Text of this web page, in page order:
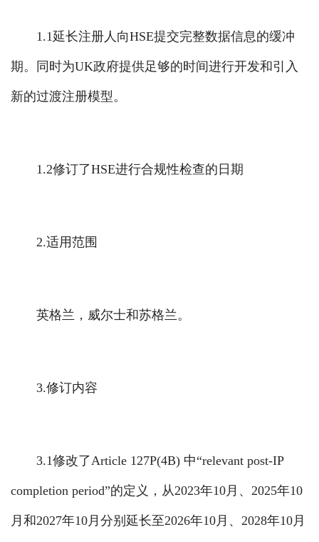
1.1延长注册人向HSE提交完整数据信息的缓冲
期。同时为UK政府提供足够的时间进行开发和引入
新的过渡注册模型。
1.2修订了HSE进行合规性检查的日期
2.适用范围
英格兰，威尔士和苏格兰。
3.修订内容
3.1修改了Article 127P(4B) 中“relevant post-IP
completion period”的定义，从2023年10月、2025年10
月和2027年10月分别延长至2026年10月、2028年10月